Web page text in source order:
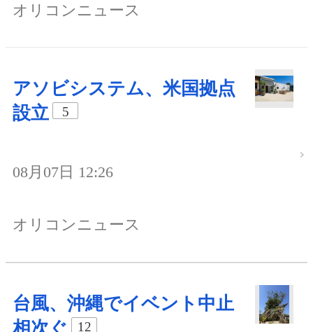
オリコンニュース
アソビシステム、米国拠点
設立
5
08月07日 12:26
オリコンニュース
台風、沖縄でイベント中止
12